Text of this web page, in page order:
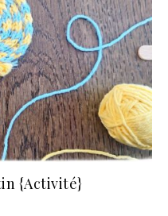
{Activité}